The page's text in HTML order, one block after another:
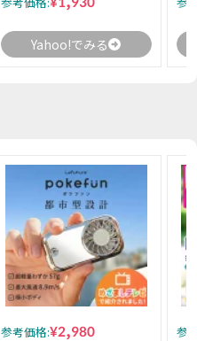
参考価格:
Yahoo!でみる
参
参考価格:¥2,980 参